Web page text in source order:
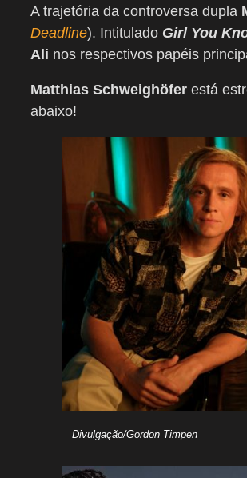
A trajetória da controversa dupla
Deadline). Intitulado Girl You
Ali nos respectivos papéis
Matthias Schweighöfer está
abaixo!
Divulgação/Gordon Timpen